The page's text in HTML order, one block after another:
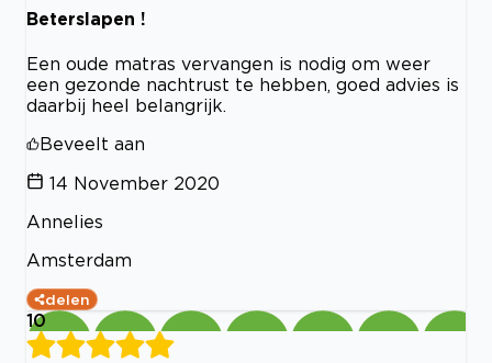
Beterslapen !
Een oude matras vervangen is nodig om weer
een gezonde nachtrust te hebben, goed advies is
daarbij heel belangrijk.
Beveelt aan
14 November 2020
Annelies
Amsterdam
delen
10